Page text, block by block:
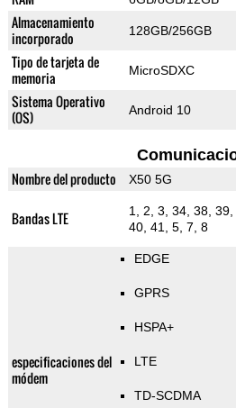
Almacenamiento
incorporado
128GB/256GB
Tipo de tarjeta de
memoria
MicroSDXC
Sistema Operativo
(OS)
Android 10
Nombre del producto X50 5G
Bandas LTE
1, 2, 3, 34, 38, 39,
40, 41, 5, 7, 8
especificaciones del
módem
EDGE
GPRS
HSPA+
LTE
TD-SCDMA